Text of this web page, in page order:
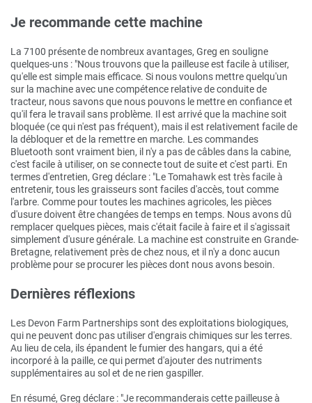
Je recommande cette machine
La 7100 présente de nombreux avantages, Greg en souligne
quelques-uns : "Nous trouvons que la pailleuse est facile à utiliser,
qu'elle est simple mais efficace. Si nous voulons mettre quelqu'un
sur la machine avec une compétence relative de conduite de
tracteur, nous savons que nous pouvons le mettre en confiance et
qu'il fera le travail sans problème. Il est arrivé que la machine soit
bloquée (ce qui n'est pas fréquent), mais il est relativement facile de
la débloquer et de la remettre en marche. Les commandes
Bluetooth sont vraiment bien, il n'y a pas de câbles dans la cabine,
c'est facile à utiliser, on se connecte tout de suite et c'est parti. En
termes d'entretien, Greg déclare : "Le Tomahawk est très facile à
entretenir, tous les graisseurs sont faciles d'accès, tout comme
l'arbre. Comme pour toutes les machines agricoles, les pièces
d'usure doivent être changées de temps en temps. Nous avons dû
remplacer quelques pièces, mais c'était facile à faire et il s'agissait
simplement d'usure générale. La machine est construite en Grande-
Bretagne, relativement près de chez nous, et il n'y a donc aucun
problème pour se procurer les pièces dont nous avons besoin.
Dernières réflexions
Les Devon Farm Partnerships sont des exploitations biologiques,
qui ne peuvent donc pas utiliser d'engrais chimiques sur les terres.
Au lieu de cela, ils épandent le fumier des hangars, qui a été
incorporé à la paille, ce qui permet d'ajouter des nutriments
supplémentaires au sol et de ne rien gaspiller.
En résumé, Greg déclare : "Je recommanderais cette pailleuse à